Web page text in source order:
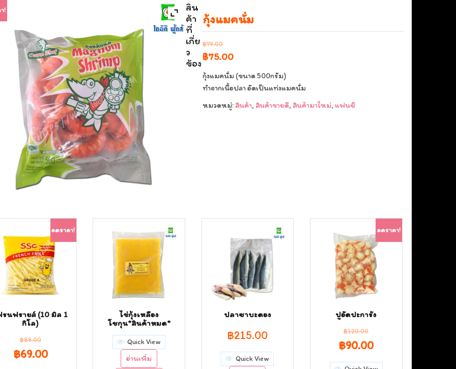
!
กุ้งแมคนั่ม
฿79.00
Original
price
was:
฿79.00.
฿75.00Current
price
is:
฿75.00.
กุ้งแมคนั่ม (ขนาด 500กรัม)
ทำจากเนื้อปลา อัดเป็นแท่งแมคนั่ม
หมวดหมู่:สินค้า, สินค้าขายดี, สินค้ามาใหม่, แฟนซี
สิน
ค้า
ที่
เกี่ย
ว
ข้อง
ลดราคา!
รนฟรายส์ (10 มิล 1
กิโล)
฿89.00
Original
฿69.00Current
ไข่กุ้งเหลือง
โชกุน*สินค้าหมด*
Quick View
อ่านเพิ่ม
ปลาซาบะดอง
฿215.00
Quick View
ลดราคา!
ปูอัดปะการัง
฿120.00
Original
price
฿90.00Current
price